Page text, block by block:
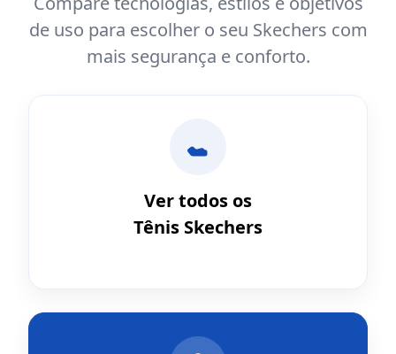
de uso para escolher o seu Skechers com
mais segurança e conforto.
Ver todos os
Tênis Skechers